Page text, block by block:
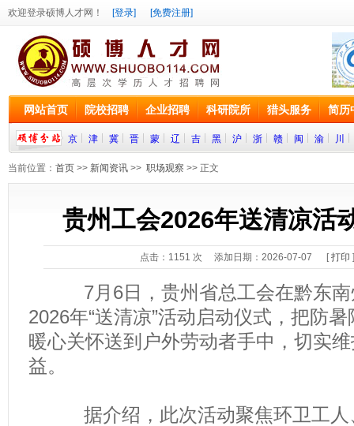
欢迎登录硕博人才网！ [登录] [免费注册]
网站首页 院校招聘 企业招聘 科研院所 猎头服务 简历
京 津 冀 晋 蒙 辽 吉 黑 沪 浙 赣 闽 渝 川
当前位置： 首页 >> 新闻资讯 >> 职场观察 >> 正文
贵州工会2026年送清凉活
点击： 1151 次 添加日期：2026-07-07 [打印
7月6日，贵州省总工会在黔东南
2026年“送清凉”活动启动仪式，把防
暖心关怀送到户外劳动者手中，切实
益。
据介绍，此次活动聚焦环卫工人